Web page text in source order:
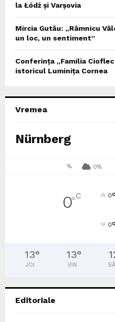
la Łódź și Varșovia
Mircia Gutău: „Râmnicu
un loc, un sentiment”
Conferința „Familia
istoricul Luminița Cornea
Vremea
Nürnberg
% 0%
0°C 0°
0°
13°
JOI
13°
VIN
Editoriale